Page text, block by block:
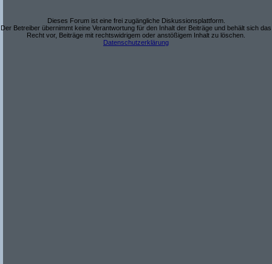
Dieses Forum ist eine frei zugängliche Diskussionsplattform.
Der Betreiber übernimmt keine Verantwortung für den Inhalt der Beiträge und behält sich das
Recht vor, Beiträge mit rechtswidrigem oder anstößigem Inhalt zu löschen.
Datenschutzerklärung